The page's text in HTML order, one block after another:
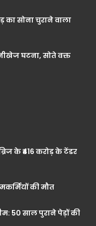
का सोना चुराने वाला
घटना, सोते वक्त
के ₹416 करोड़ के टेंडर
की मौत
50 साल पुराने पेड़ों की